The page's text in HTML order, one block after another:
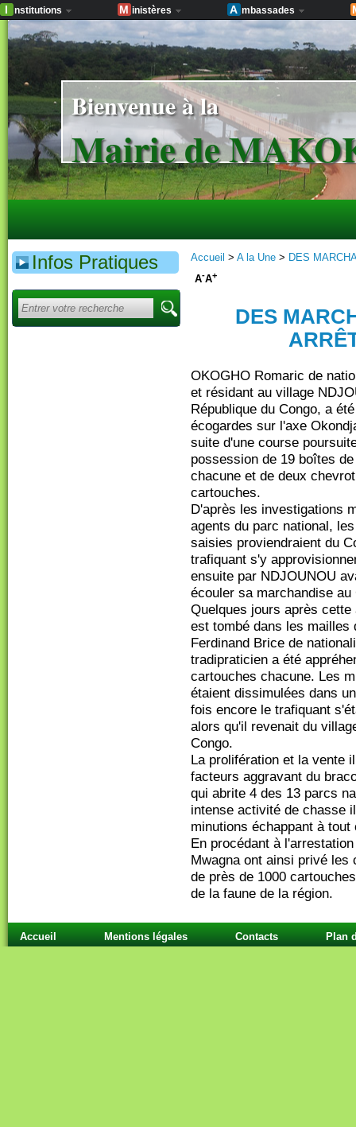
I nstitutions M inistères A mbassades
Bienvenue à la
Mairie de
Infos Pratiques Accueil > A la Une > DES
A-A+
DES
OKOGHO Romaric de
et résidant au village
République du Congo, a
écogardes sur l'axe
suite d'une course
possession de 19 boîtes
chacune et de deux
cartouches.
D'après les investigations
agents du parc national,
saisies proviendraient du
trafiquant s'y
ensuite par NDJOUNOU
écouler sa marchandise
Quelques jours après
est tombé dans les mailles
Ferdinand Brice de
tradipraticien a été
cartouches chacune. Les
étaient dissimulées dans
fois encore le trafiquant
alors qu'il revenait du
Congo.
La prolifération et la vente
facteurs aggravant du
qui abrite 4 des 13 parcs
intense activité de chasse
minutions échappant à
En procédant à
Mwagna ont ainsi privé
de près de 1000
de la faune de la région.
Accueil Mentions légales Contacts Plan